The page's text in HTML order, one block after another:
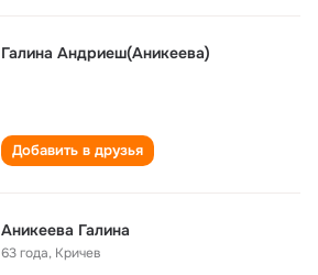
Галина Андриеш(Аникеева)
Добавить в друзья
Аникеева Галина
63 года, Кричев